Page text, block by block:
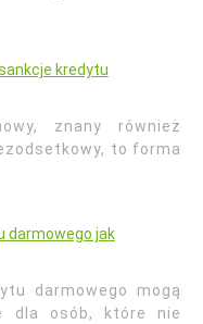
kredytu
znany również
to forma
darmowego jak
darmowego mogą
dla osób, które nie